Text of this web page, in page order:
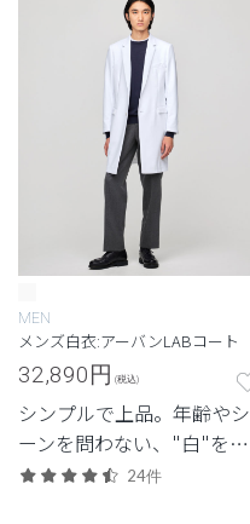
MEN
メンズ白衣:アーバンLABコート
32,890円 (税込)
シンプルで上品。年齢やシ
ーンを問わない、"白"を追
求したクラシコの定番モデ
24件